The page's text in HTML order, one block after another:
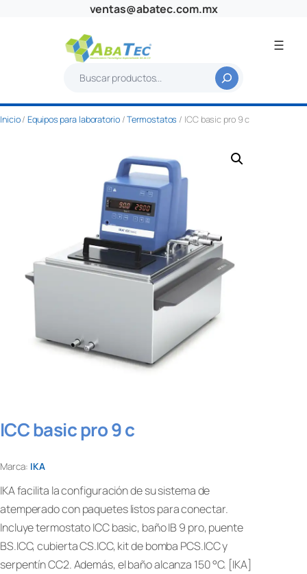
ventas@abatec.com.mx
s
c
Inicio/Equipos para laboratorio/Termostatos / ICC basic pro 9 c
ICC basic pro 9 c
Marca: IKA
IKA facilita la configuración de su sistema de
atemperado con paquetes listos para conectar.
Incluye termostato ICC basic, baño IB 9 pro, puente
BS.ICC, cubierta CS.ICC, kit de bomba PCS.ICC y
serpentín CC2. Además, el baño alcanza 150 °C. [IKA]